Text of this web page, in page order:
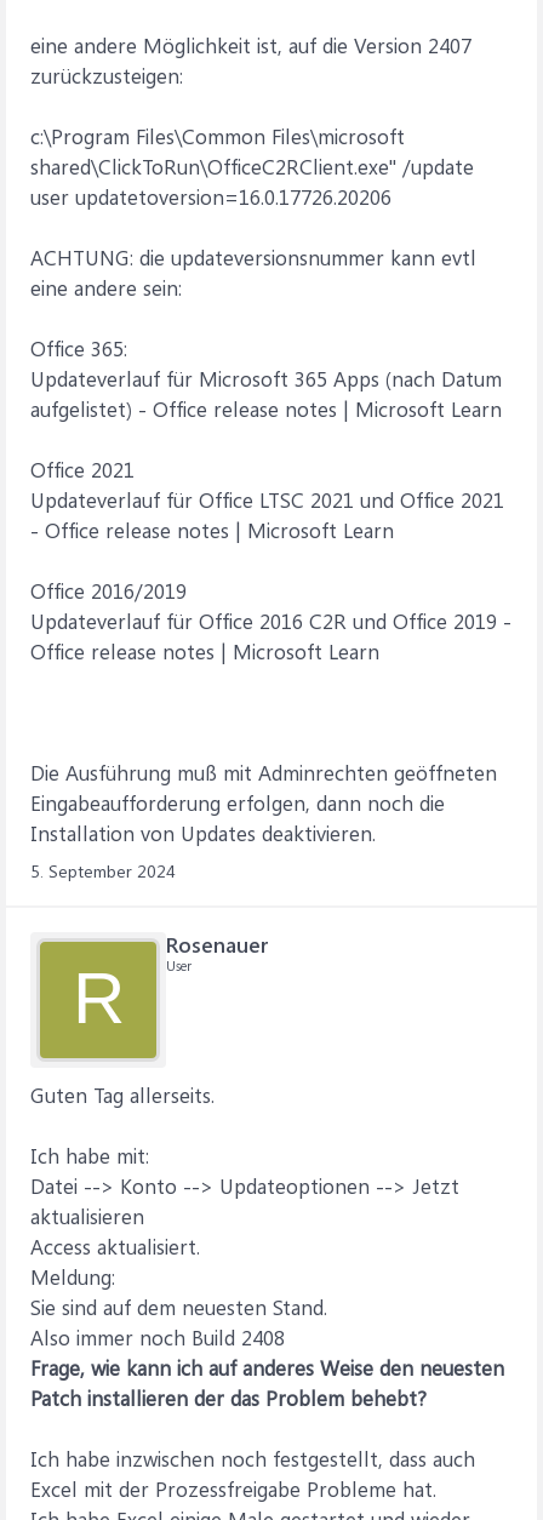
eine andere Möglichkeit ist, auf die Version 2407
zurückzusteigen:
c:\Program Files\Common Files\microsoft
shared\ClickToRun\OfficeC2RClient.exe" /update
user updatetoversion=16.0.17726.20206
ACHTUNG: die updateversionsnummer kann evtl
eine andere sein:
Office 365:
Updateverlauf für Microsoft 365 Apps (nach Datum
aufgelistet) - Office release notes | Microsoft Learn
Office 2021
Updateverlauf für Office LTSC 2021 und Office 2021
- Office release notes | Microsoft Learn
Office 2016/2019
Updateverlauf für Office 2016 C2R und Office 2019 -
Office release notes | Microsoft Learn
Die Ausführung muß mit Adminrechten geöffneten
Eingabeaufforderung erfolgen, dann noch die
Installation von Updates deaktivieren.
5. September 2024
R
Rosenauer
User
Guten Tag allerseits.
Ich habe mit:
Datei --> Konto --> Updateoptionen --> Jetzt
aktualisieren
Access aktualisiert.
Meldung:
Sie sind auf dem neuesten Stand.
Also immer noch Build 2408
Frage, wie kann ich auf anderes Weise den neuesten
Patch installieren der das Problem behebt?
Ich habe inzwischen noch festgestellt, dass auch
Excel mit der Prozessfreigabe Probleme hat.